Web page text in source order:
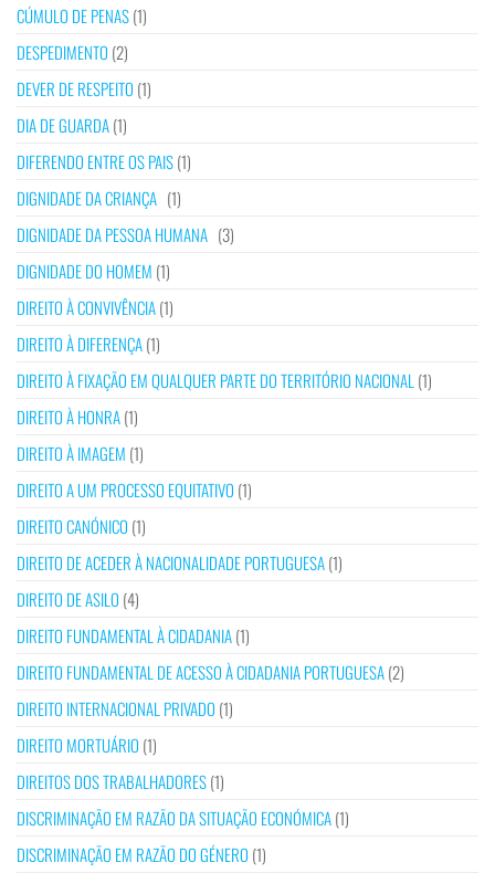
CÚMULO DE PENAS(1)
DESPEDIMENTO (2)
DEVER DE RESPEITO (1)
DIA DE GUARDA(1)
DIFERENDO ENTRE OS PAIS(1)
DIGNIDADE DA CRIANÇA (1)
DIGNIDADE DA PESSOA HUMANA (3)
DIGNIDADE DO HOMEM (1)
DIREITO À CONVIVÊNCIA(1)
DIREITO À DIFERENÇA(1)
DIREITO À FIXAÇÃO EM QUALQUER PARTE DO TERRITÓRIO NACIONAL (1)
DIREITO À HONRA(1)
DIREITO À IMAGEM (1)
DIREITO A UM PROCESSO EQUITATIVO (1)
DIREITO CANÓNICO (1)
DIREITO DE ACEDER À NACIONALIDADE PORTUGUESA(1)
DIREITO DE ASILO (4)
DIREITO FUNDAMENTAL À CIDADANIA(1)
DIREITO FUNDAMENTAL DE ACESSO À CIDADANIA PORTUGUESA(2)
DIREITO INTERNACIONAL PRIVADO (1)
DIREITO MORTUÁRIO (1)
DIREITOS DOS TRABALHADORES(1)
DISCRIMINAÇÃO EM RAZÃO DA SITUAÇÃO ECONÓMICA(1)
DISCRIMINAÇÃO EM RAZÃO DO GÉNERO (1)